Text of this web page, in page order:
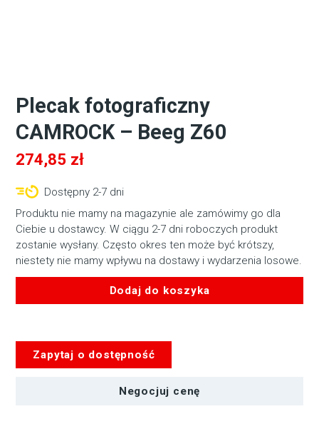
Plecak fotograficzny
CAMROCK – Beeg Z60
274,85 zł
Dostępny 2-7 dni
Produktu nie mamy na magazynie ale zamówimy go dla
Ciebie u dostawcy. W ciągu 2-7 dni roboczych produkt
zostanie wysłany. Często okres ten może być krótszy,
niestety nie mamy wpływu na dostawy i wydarzenia losowe.
Dodaj do koszyka
fotograficzny
CAMROCK
Zapytaj o dostępność
Negocjuj cenę